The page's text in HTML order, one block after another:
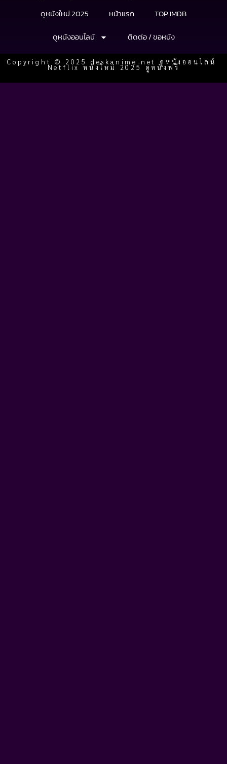
ดูหนังใหม่ 2025 หน้าแรก
TOP IMDB
ดูหนังออนไลน์
ติดต่อ / ขอหนัง
Copyright © 2025 deskanime.net ดูหนังออนไลน์
Netflix หนังใหม่ 2025 ดูหนังฟรี